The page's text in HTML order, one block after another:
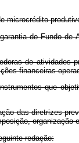
do Fundo
de
financeiras
que
das diretrizes
organização
redação: